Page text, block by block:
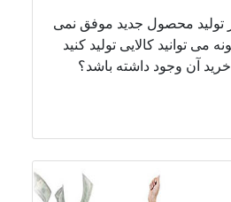
تولید محصول جدید موفق نمی
توانید کالایی تولید کنید
آن وجود داشته باشد؟